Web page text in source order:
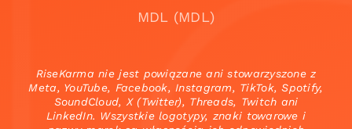
MDL (MDL)
RiseKarma nie jest powiązane ani stowarzyszone z
Meta, YouTube, Facebook, Instagram, TikTok, Spotify,
SoundCloud, X (Twitter), Threads, Twitch ani
LinkedIn. Wszystkie logotypy, znaki towarowe i